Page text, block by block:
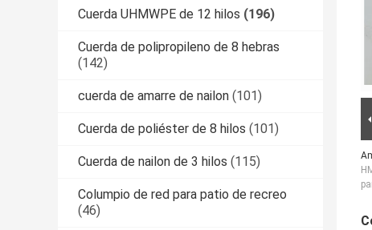
Cuerda UHMWPE de 12 hilos (196)
Cuerda de polipropileno de 8 hebras
(142)
cuerda de amarre de nailon (101)
Cuerda de poliéster de 8 hilos (101)
Cuerda de nailon de 3 hilos (115)
Columpio de red para patio de recreo
(46)